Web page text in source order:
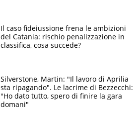
Il caso fideiussione frena le ambizioni
del Catania: rischio penalizzazione in
classifica, cosa succede?
Silverstone, Martin: "Il lavoro di Aprilia
sta ripagando". Le lacrime di Bezzecchi:
"Ho dato tutto, spero di finire la gara
domani"